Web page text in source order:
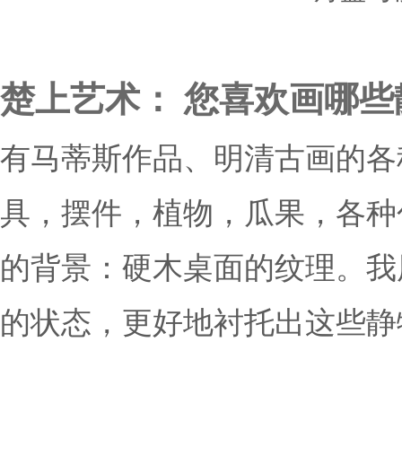
楚上艺术： 您喜欢画哪
有马蒂斯作品、明清古画的
具，摆件，植物，瓜果，各
的背景：硬木桌面的纹理。
的状态，更好地衬托出这些